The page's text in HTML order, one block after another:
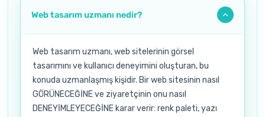
Web tasarım uzmanı nedir?
Web tasarım uzmanı, web sitelerinin görsel
tasarımını ve kullanıcı deneyimini oluşturan, bu
konuda uzmanlaşmış kişidir. Bir web sitesinin nasıl
GÖRÜNECEĞİNE ve ziyaretçinin onu nasıl
DENEYİMLEYECEĞİNE karar verir: renk paleti, yazı